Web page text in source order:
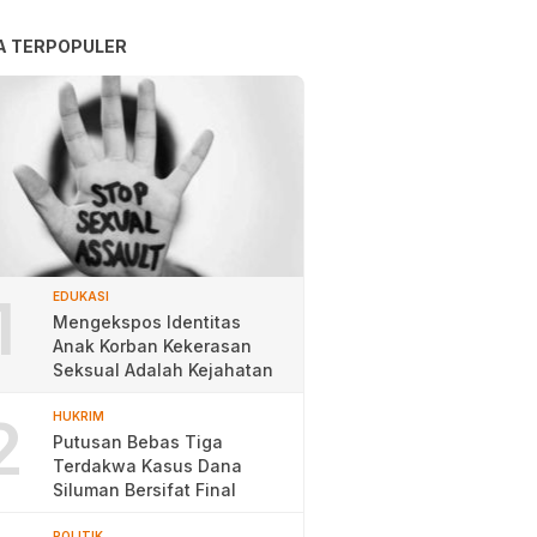
TERPOPULER
EDUKASI
Mengekspos Identitas
Anak Korban Kekerasan
Seksual Adalah Kejahatan
HUKRIM
Putusan Bebas Tiga
Terdakwa Kasus Dana
Siluman Bersifat Final